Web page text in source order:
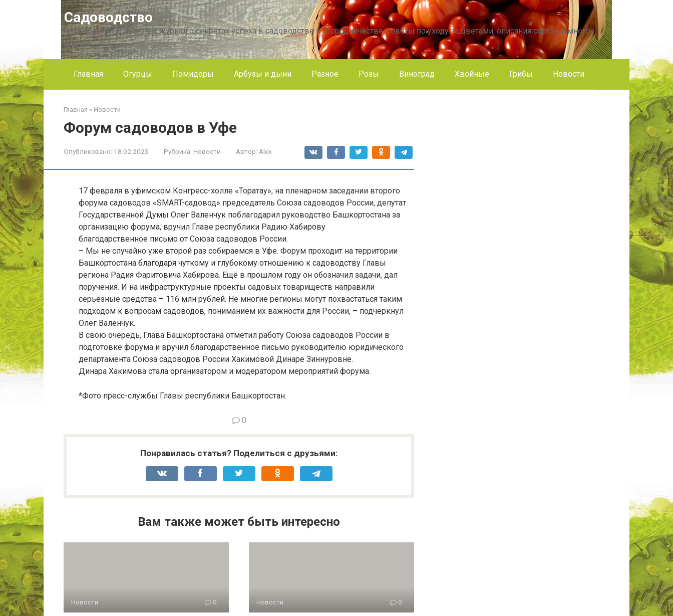
Садоводство
Садоводство — интернет журнал о секретах успеха в садоводстве и огородничестве, советы по уходу за цветами, описания сортов и многое
другое!
Главная Огурцы Помидоры Арбузы и дыни Разное Розы Виноград Хвойные Грибы Новости
Главная » Новости
Форум садоводов в Уфе
Опубликовано: 18.02.2023 Рубрика: Новости Автор: Alex
17 февраля в уфимском Конгресс-холле «Торатау», на пленарном заседании второго
форума садоводов «SMART-садовод» председатель Союза садоводов России, депутат
Государственной Думы Олег Валенчук поблагодарил руководство Башкортостана за
организацию форума, вручил Главе республики Радию Хабирову
благодарственное письмо от Союза садоводов России.
– Мы не случайно уже второй раз собираемся в Уфе. Форум проходит на территории
Башкортостана благодаря чуткому и глубокому отношению к садоводству Главы
региона Радия Фаритовича Хабирова. Ещё в прошлом году он обозначил задачи, дал
поручения. И на инфраструктурные проекты садовых товариществ направили
серьёзные средства – 116 млн рублей. Не многие регионы могут похвастаться таким
подходом к вопросам садоводов, пониманием их важности для России, – подчеркнул
Олег Валенчук.
В свою очередь, Глава Башкортостана отметил работу Союза садоводов России в
подготовке форума и вручил благодарственное письмо руководителю юридического
департамента Союза садоводов России Хакимовой Динаре Зиннуровне.
Динара Хакимова стала организатором и модератором мероприятий форума.
*Фото пресс-службы Главы республики Башкортостан.
0
Понравилась статья? Поделиться с друзьями:
Вам также может быть интересно
Новости 0 Новости 0